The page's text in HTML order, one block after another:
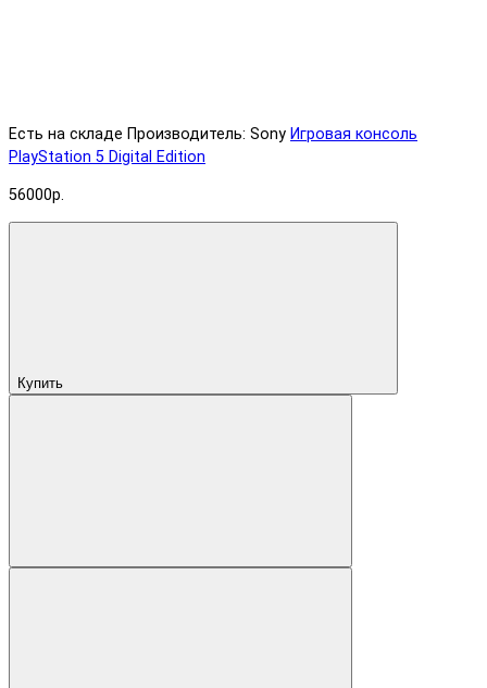
Есть на складе Производитель: Sony Игровая консоль
PlayStation 5 Digital Edition
56000р.
Купить